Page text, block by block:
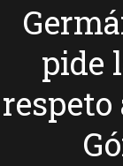
pide